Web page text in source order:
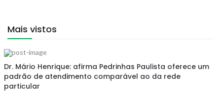
Mais vistos
Dr. Mário Henrique: afirma Pedrinhas Paulista oferece um
padrão de atendimento comparável ao da rede
particular